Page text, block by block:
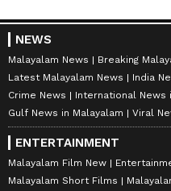
NEWS
Malayalam News
Breaking
Latest Malayalam News
India
Crime News
International News
Gulf News in Malayalam
Viral
ENTERTAINMENT
Malayalam Film New
Malayalam Short Films